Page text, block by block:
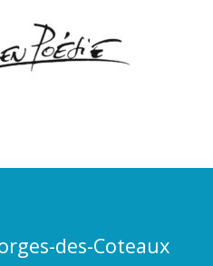
des-Coteaux